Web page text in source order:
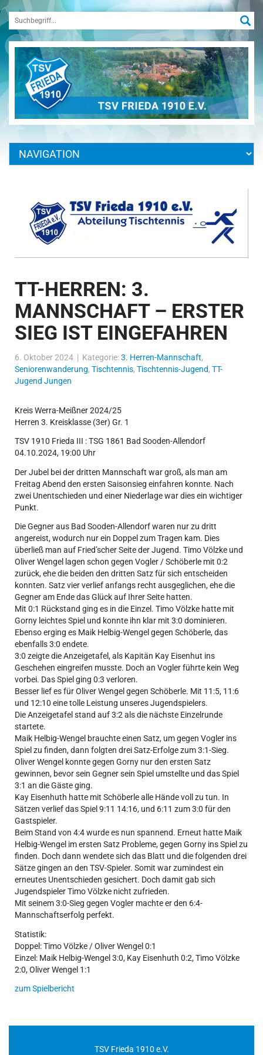
TT-HERREN: 3.
MANNSCHAFT – ERSTER
SIEG IST EINGEFAHREN
6. Oktober 2024 | Kategorie:3. Herren-Mannschaft,
Seniorenwanderung, Tischtennis, Tischtennis-Jugend, TT-
Jugend Jungen
Kreis Werra-Meißner 2024/25
Herren 3. Kreisklasse (3er) Gr. 1
TSV 1910 Frieda III : TSG 1861 Bad Sooden-Allendorf
04.10.2024, 19:00 Uhr
Der Jubel bei der dritten Mannschaft war groß, als man am
Freitag Abend den ersten Saisonsieg einfahren konnte. Nach
zwei Unentschieden und einer Niederlage war dies ein wichtiger
Punkt.
Die Gegner aus Bad Sooden-Allendorf waren nur zu dritt
angereist, wodurch nur ein Doppel zum Tragen kam. Dies
überließ man auf Fried’scher Seite der Jugend. Timo Völzke und
Oliver Wengel lagen schon gegen Vogler / Schöberle mit 0:2
zurück, ehe die beiden den dritten Satz für sich entscheiden
konnten. Satz vier verlief anfangs recht ausgeglichen, ehe die
Gegner am Ende das Glück auf Ihrer Seite hatten.
Mit 0:1 Rückstand ging es in die Einzel. Timo Völzke hatte mit
Gorny leichtes Spiel und konnte ihn klar mit 3:0 dominieren.
Ebenso erging es Maik Helbig-Wengel gegen Schöberle, das
ebenfalls 3:0 endete.
3:0 zeigte die Anzeigetafel, als Kapitän Kay Eisenhut ins
Geschehen eingreifen musste. Doch an Vogler führte kein Weg
vorbei. Das Spiel ging 0:3 verloren.
Besser lief es für Oliver Wengel gegen Schöberle. Mit 11:5, 11:6
und 12:10 eine tolle Leistung unseres Jugendspielers.
Die Anzeigetafel stand auf 3:2 als die nächste Einzelrunde
startete.
Maik Helbig-Wengel brauchte einen Satz, um gegen Vogler ins
Spiel zu finden, dann folgten drei Satz-Erfolge zum 3:1-Sieg.
Oliver Wengel konnte gegen Gorny nur den ersten Satz
gewinnen, bevor sein Gegner sein Spiel umstellte und das Spiel
3:1 an die Gäste ging.
Kay Eisenhuth hatte mit Schöberle alle Hände voll zu tun. In
Sätzen verlief das Spiel 9:11 14:16, und 6:11 zum 3:0 für den
Gastspieler.
Beim Stand von 4:4 wurde es nun spannend. Erneut hatte Maik
Helbig-Wengel im ersten Satz Probleme, gegen Gorny ins Spiel zu
finden. Doch dann wendete sich das Blatt und die folgenden drei
Sätze gingen an den TSV-Spieler. Somit war zumindest ein
erneutes Unentschieden gesichert. Doch damit gab sich
Jugendspieler Timo Völzke nicht zufrieden.
Mit seinem 3:0-Sieg gegen Vogler machte er den 6:4-
Mannschaftserfolg perfekt.
Statistik:
Doppel: Timo Völzke / Oliver Wengel 0:1
Einzel: Maik Helbig-Wengel 3:0, Kay Eisenhuth 0:2, Timo Völzke
2:0, Oliver Wengel 1:1
zum Spielbericht
TSV Frieda 1910 e.V.